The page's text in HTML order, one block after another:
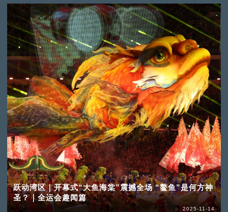
跃动湾区｜开幕式“大鱼海棠”震撼全场 “鳌鱼”是何方神
圣？｜全运会趣闻篇
2025-11-14